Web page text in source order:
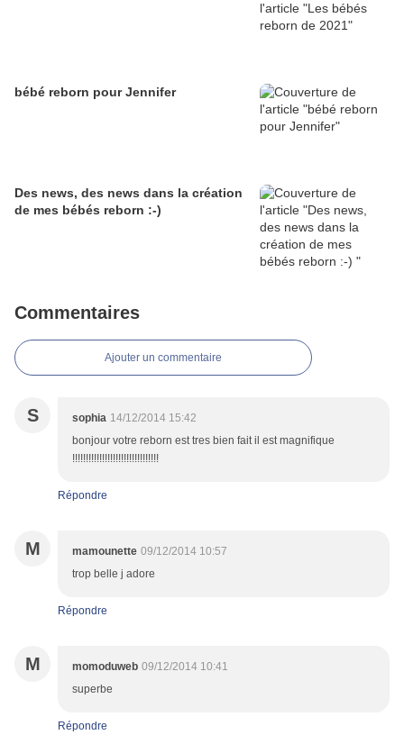
bébé reborn pour Jennifer
Des news, des news dans la création
de mes bébés reborn :-)
Commentaires
Ajouter un commentaire
S sophia 14/12/2014 15:42
bonjour votre reborn est tres bien fait il est magnifique
!!!!!!!!!!!!!!!!!!!!!!!!!!!!!!!!
Répondre
M mamounette 09/12/2014 10:57
trop belle j adore
Répondre
M momoduweb 09/12/2014 10:41
superbe
Répondre